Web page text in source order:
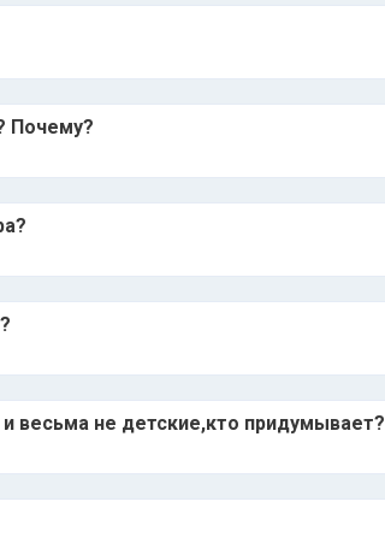
Почему?
весьма не детские,кто придумывает?